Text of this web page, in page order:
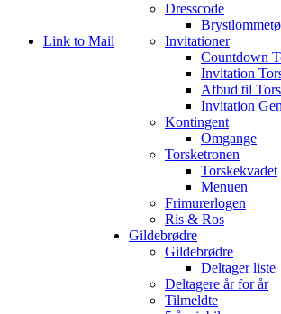
Link to Mail
Dresscode
Invitationer
Countdown
Invitation
Afbud til
Invitation
Kontingent
Omgange
Torsketronen
Torskekvadet
Menuen
Frimurerlogen
Ris & Ros
Gildebrødre
Gildebrødre
Deltager liste
Deltagere år for år
Tilmeldte